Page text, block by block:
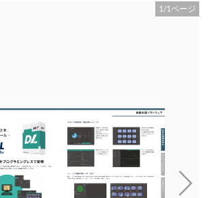
1/1ページ